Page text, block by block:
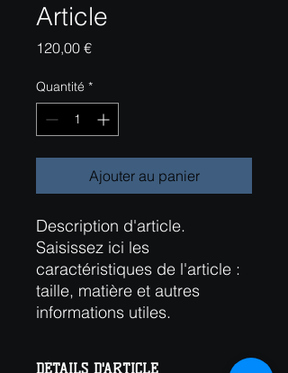
Article
120,00 €Prix
Quantité *
Ajouter au panier
Description d'article.
Saisissez ici les
caractéristiques de l'article :
taille, matière et autres
informations utiles.
DÉTAILS D'ARTICLE